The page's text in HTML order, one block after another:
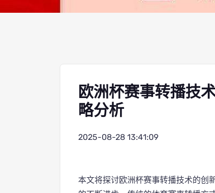
欧洲杯赛事转播技
略分析
2025-08-28 13:41:09
本文将探讨欧洲杯赛事转播技术的创